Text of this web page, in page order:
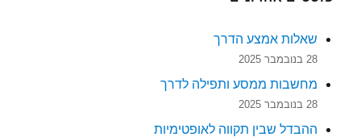
שאלות אמצע הדרך
28 בנובמבר 2025
מחשבות ממסע ותפילה לדרך
28 בנובמבר 2025
ההבדל שבין תקווה לאופטימיות